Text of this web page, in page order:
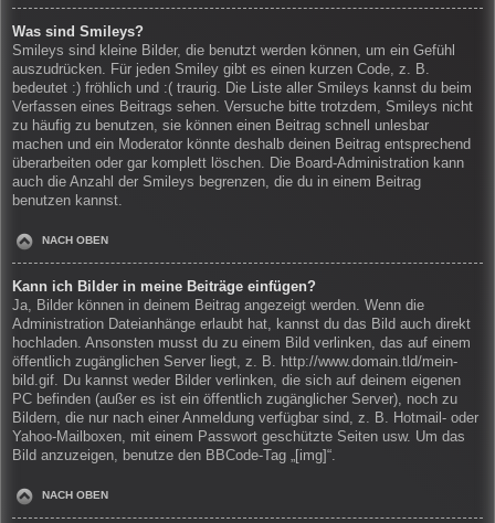
Was sind Smileys?
Smileys sind kleine Bilder, die benutzt werden können, um ein Gefühl
auszudrücken. Für jeden Smiley gibt es einen kurzen Code, z. B.
bedeutet :) fröhlich und :( traurig. Die Liste aller Smileys kannst du beim
Verfassen eines Beitrags sehen. Versuche bitte trotzdem, Smileys nicht
zu häufig zu benutzen, sie können einen Beitrag schnell unlesbar
machen und ein Moderator könnte deshalb deinen Beitrag entsprechend
überarbeiten oder gar komplett löschen. Die Board-Administration kann
auch die Anzahl der Smileys begrenzen, die du in einem Beitrag
benutzen kannst.
NACH OBEN
Kann ich Bilder in meine Beiträge einfügen?
Ja, Bilder können in deinem Beitrag angezeigt werden. Wenn die
Administration Dateianhänge erlaubt hat, kannst du das Bild auch direkt
hochladen. Ansonsten musst du zu einem Bild verlinken, das auf einem
öffentlich zugänglichen Server liegt, z. B. http://www.domain.tld/mein-
bild.gif. Du kannst weder Bilder verlinken, die sich auf deinem eigenen
PC befinden (außer es ist ein öffentlich zugänglicher Server), noch zu
Bildern, die nur nach einer Anmeldung verfügbar sind, z. B. Hotmail- oder
Yahoo-Mailboxen, mit einem Passwort geschützte Seiten usw. Um das
Bild anzuzeigen, benutze den BBCode-Tag „[img]“.
NACH OBEN